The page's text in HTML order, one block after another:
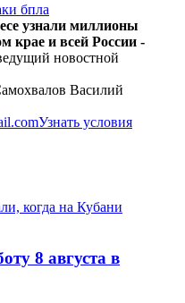
бпла
узнали миллионы
крае и всей России -
новостной
Василий
Узнать условия
8 августа в